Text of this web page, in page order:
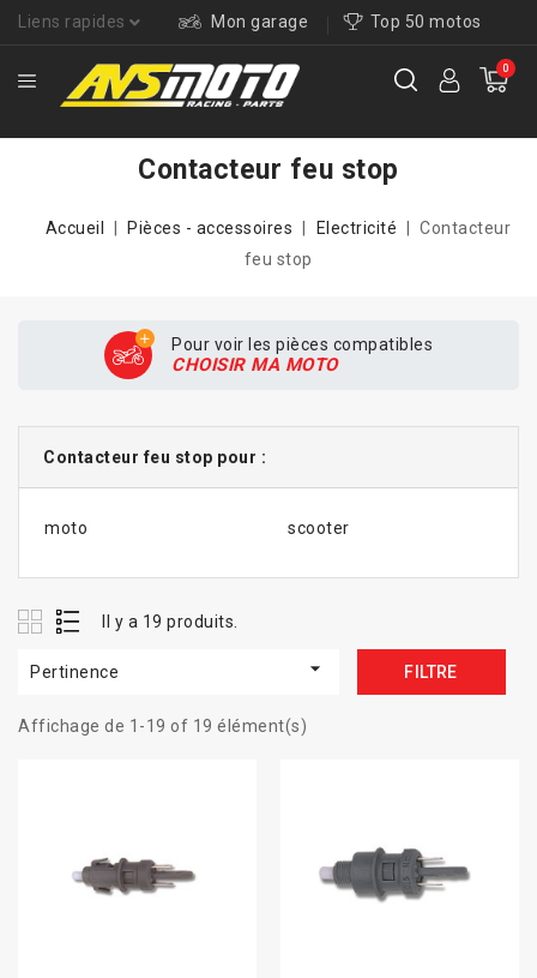
Liens rapides Mon garage Top 50 motos
0
Contacteur feu stop
Accueil Pièces - accessoires Electricité
Contacteur
feu stop
Pour voir les pièces compatibles
CHOISIR MA MOTO
Contacteur feu stop pour :
moto scooter
Il y a 19 produits.
Pertinence  FILTRE
Affichage de 1-19 of 19 élément(s)